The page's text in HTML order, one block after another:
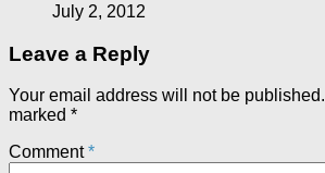
July 2, 2012
Leave a Reply
Your email address will not be published.
marked *
Comment*